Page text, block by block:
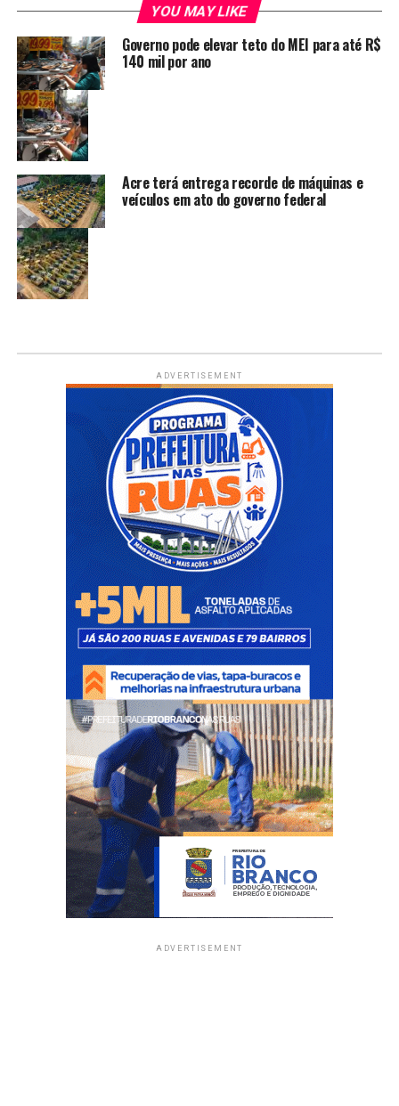
YOU MAY LIKE
Governo pode elevar teto do MEI para até R$
140 mil por ano
Acre terá entrega recorde de máquinas e
veículos em ato do governo federal
ADVERTISEMENT
ADVERTISEMENT